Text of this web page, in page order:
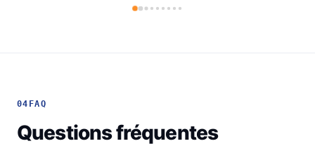
04 FAQ
Questions fréquentes